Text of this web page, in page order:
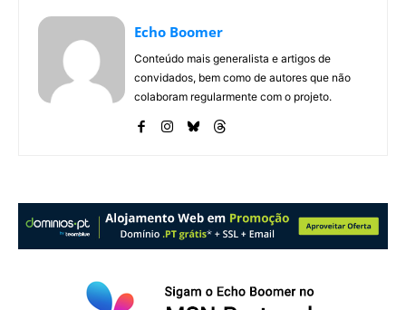
Echo Boomer
Conteúdo mais generalista e artigos de
convidados, bem como de autores que não
colaboram regularmente com o projeto.